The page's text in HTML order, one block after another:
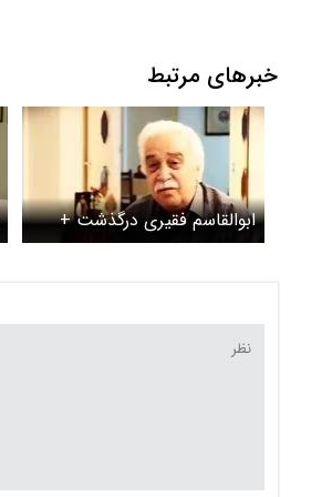
خبرهای مرتبط
ابوالقاسم فقیری درگذشت +
بیوگرافی و سوابق